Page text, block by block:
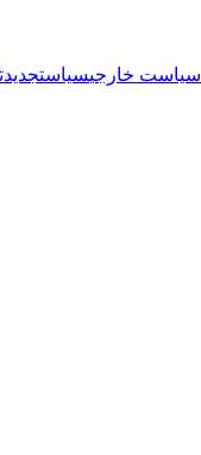
سیاست خارجیسیاست